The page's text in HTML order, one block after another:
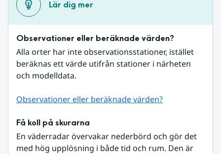
Lär dig mer
Observationer eller beräknade värden?
Alla orter har inte observationsstationer, istället
beräknas ett värde utifrån stationer i närheten
och modelldata.
Observationer eller beräknade värden?
Få koll på skurarna
En väderradar övervakar nederbörd och gör det
med hög upplösning i både tid och rum. Den är